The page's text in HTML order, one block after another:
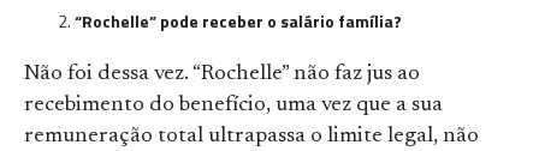
“Rochelle” pode receber o salário família?
Não foi dessa vez. “Rochelle” não faz jus ao
recebimento do benefício, uma vez que a sua
remuneração total ultrapassa o limite legal, não